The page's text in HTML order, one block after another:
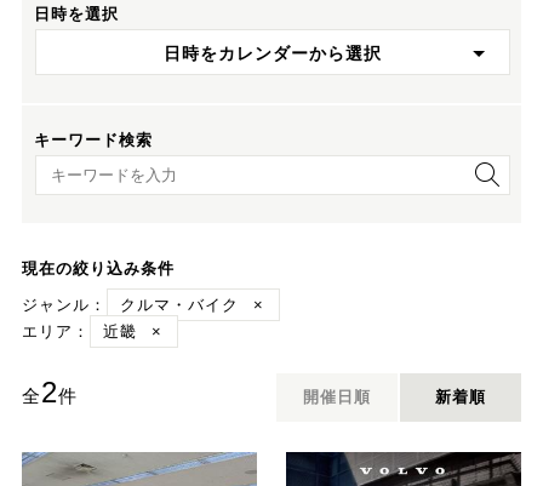
日時を選択
日時をカレンダーから選択
キーワード検索
キーワード検索
現在の絞り込み条件
ジャンル：
クルマ・バイク
×
エリア：
近畿 ×
全2件 開催日順 新着順